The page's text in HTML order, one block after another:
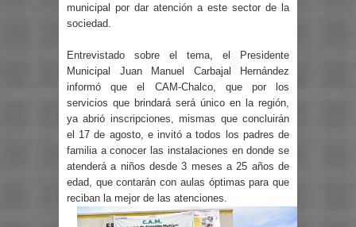
municipal por dar atención a este sector de la
sociedad.
Entrevistado sobre el tema, el Presidente
Municipal Juan Manuel Carbajal Hernández
informó que el CAM-Chalco, que por los
servicios que brindará será único en la región,
ya abrió inscripciones, mismas que concluirán
el 17 de agosto, e invitó a todos los padres de
familia a conocer las instalaciones en donde se
atenderá a niños desde 3 meses a 25 años de
edad, que contarán con aulas óptimas para que
reciban la mejor de las atenciones.